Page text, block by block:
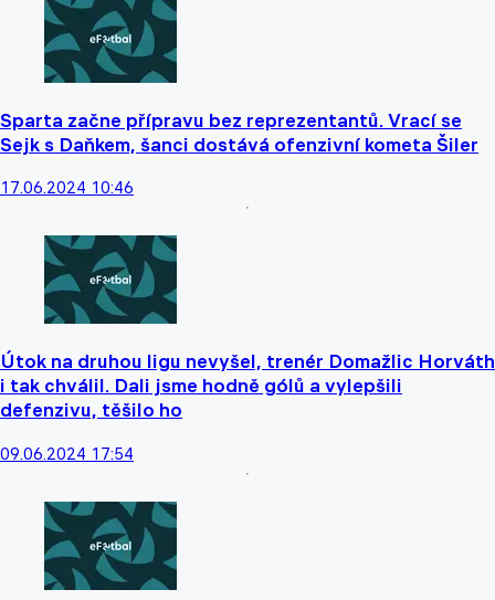
Sparta začne přípravu bez reprezentantů. Vrací se
Sejk s Daňkem, šanci dostává ofenzivní kometa Šiler
17.06.2024 10:46
Útok na druhou ligu nevyšel, trenér Domažlic Horváth
i tak chválil. Dali jsme hodně gólů a vylepšili
defenzivu, těšilo ho
09.06.2024 17:54